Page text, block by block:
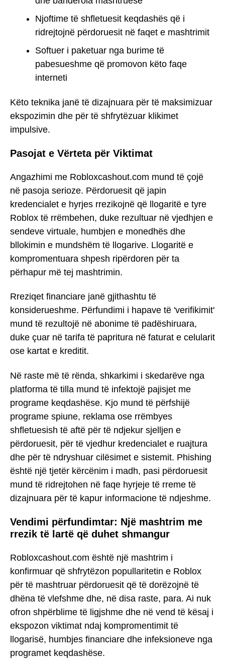
Njoftime të shfletuesit keqdashës që i
ridrejtojnë përdoruesit në faqet e mashtrimit
Softuer i paketuar nga burime të
pabesueshme që promovon këto faqe
interneti
Këto teknika janë të dizajnuara për të maksimizuar
ekspozimin dhe për të shfrytëzuar klikimet
impulsive.
Pasojat e Vërteta për Viktimat
Angazhimi me Robloxcashout.com mund të çojë
në pasoja serioze. Përdoruesit që japin
kredencialet e hyrjes rrezikojnë që llogaritë e tyre
Roblox të rrëmbehen, duke rezultuar në vjedhjen e
sendeve virtuale, humbjen e monedhës dhe
bllokimin e mundshëm të llogarive. Llogaritë e
kompromentuara shpesh ripërdoren për ta
përhapur më tej mashtrimin.
Rreziqet financiare janë gjithashtu të
konsiderueshme. Përfundimi i hapave të 'verifikimit'
mund të rezultojë në abonime të padëshiruara,
duke çuar në tarifa të papritura në faturat e celularit
ose kartat e kreditit.
Në raste më të rënda, shkarkimi i skedarëve nga
platforma të tilla mund të infektojë pajisjet me
programe keqdashëse. Kjo mund të përfshijë
programe spiune, reklama ose rrëmbyes
shfletuesish të aftë për të ndjekur sjelljen e
përdoruesit, për të vjedhur kredencialet e ruajtura
dhe për të ndryshuar cilësimet e sistemit. Phishing
është një tjetër kërcënim i madh, pasi përdoruesit
mund të ridrejtohen në faqe hyrjeje të rreme të
dizajnuara për të kapur informacione të ndjeshme.
Vendimi përfundimtar: Një mashtrim me
rrezik të lartë që duhet shmangur
Robloxcashout.com është një mashtrim i
konfirmuar që shfrytëzon popullaritetin e Roblox
për të mashtruar përdoruesit që të dorëzojnë të
dhëna të vlefshme dhe, në disa raste, para. Ai nuk
ofron shpërblime të ligjshme dhe në vend të kësaj i
ekspozon viktimat ndaj kompromentimit të
llogarisë, humbjes financiare dhe infeksioneve nga
programet keqdashëse.